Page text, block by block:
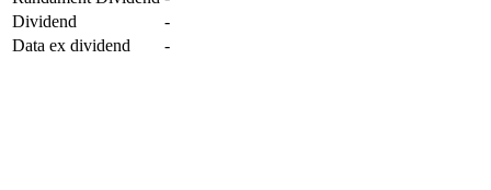
Dividend
-
Data ex dividend
-